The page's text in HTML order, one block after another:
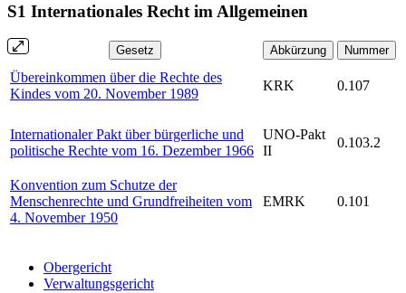
S1 Internationales Recht im Allgemeinen
Gesetz Abkürzung Nummer
Übereinkommen über die Rechte des
Kindes vom 20. November 1989
KRK 0.107
Internationaler Pakt über bürgerliche und
politische Rechte vom 16. Dezember 1966
UNO-Pakt
II
0.103.2
Konvention zum Schutze der
Menschenrechte und Grundfreiheiten vom
4. November 1950
EMRK 0.101
Obergericht
Verwaltungsgericht